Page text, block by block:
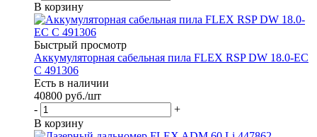
В корзину
Быстрый просмотр
Аккумуляторная сабельная пила FLEX RSP DW 18.0-EC
C 491306
Есть в наличии
40800 руб./шт
-
+
В корзину